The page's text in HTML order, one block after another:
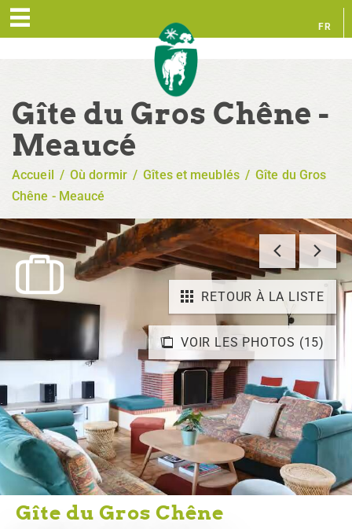
FR
Gîte du Gros Chêne -
Meaucé
Accueil / Où dormir / Gîtes et meublés / Gîte du Gros
Chêne - Meaucé
VOIR LES PHOTOS (15)
RETOUR À LA LISTE
Gîte du Gros Chêne